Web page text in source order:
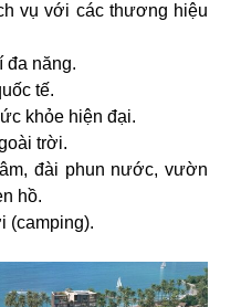
vụ với các thương hiệu
đa năng.
tế.
khỏe hiện đại.
trời.
đài phun nước, vườn
hồ.
(camping).